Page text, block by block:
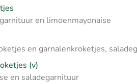
en limoenmayonaise
en garnalenkroketjes,
(v)
en saladegarnituur